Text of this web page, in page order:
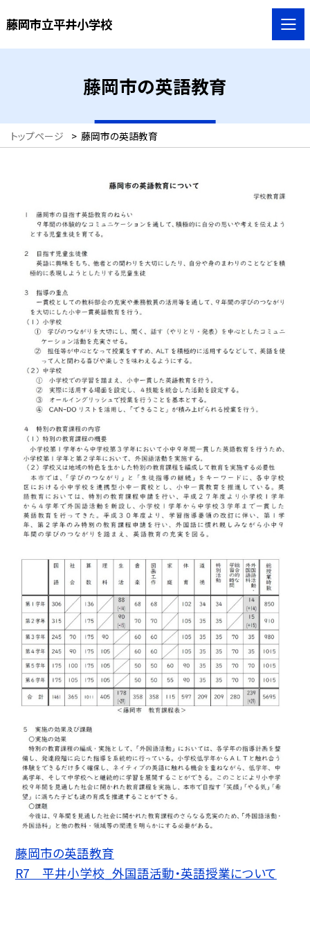
藤岡市立平井小学校
藤岡市の英語教育
トップページ > 藤岡市の英語教育
藤岡市の英語教育
R7 平井小学校_外国語活動・英語授業について